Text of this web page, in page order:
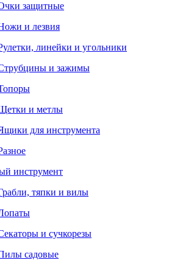
защитные
и лезвия
линейки и угольники
и зажимы
и метлы
для инструмента
инструмент
тяпки и вилы
и сучкорезы
садовые